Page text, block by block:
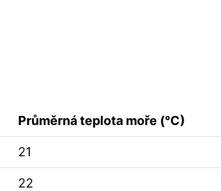
Průměrná teplota moře (°C)
21
22